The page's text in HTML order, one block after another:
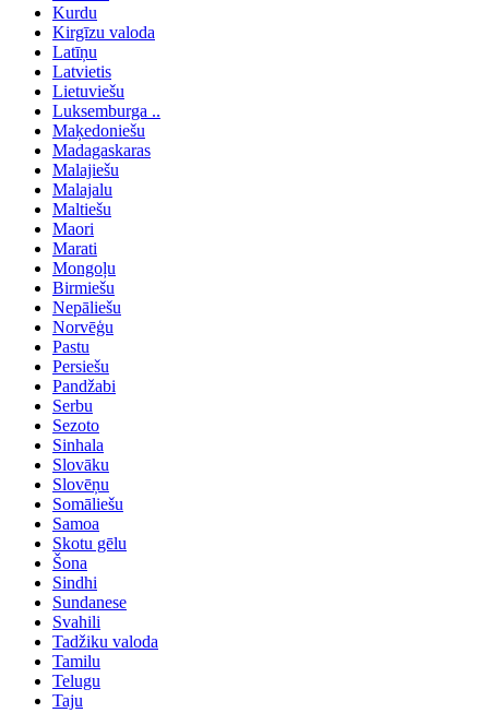
Kurdu
Kirgīzu valoda
Latīņu
Latvietis
Lietuviešu
Luksemburga ..
Maķedoniešu
Madagaskaras
Malajiešu
Malajalu
Maltiešu
Maori
Marati
Mongoļu
Birmiešu
Nepāliešu
Norvēģu
Pastu
Persiešu
Pandžabi
Serbu
Sezoto
Sinhala
Slovāku
Slovēņu
Somāliešu
Samoa
Skotu gēlu
Šona
Sindhi
Sundanese
Svahili
Tadžiku valoda
Tamilu
Telugu
Taju